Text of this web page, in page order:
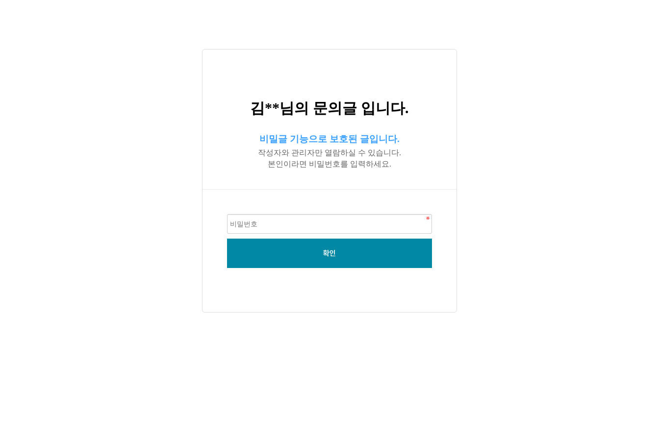
김**님의 문의글 입니다.
비밀글 기능으로 보호된 글입니다.
작성자와 관리자만 열람하실 수 있습니다.
본인이라면 비밀번호를 입력하세요.